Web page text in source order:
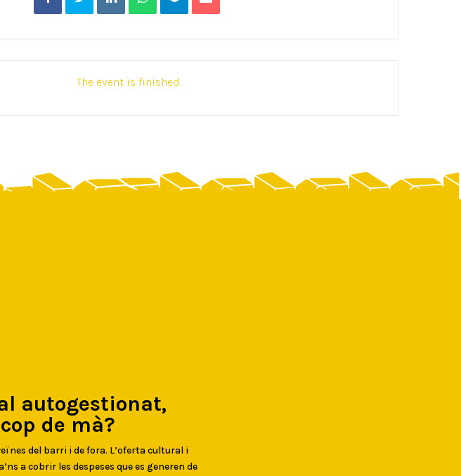
The event is finished.
autogestionat,
de mà?
del barri i de fora. L’oferta cultural i
a cobrir les despeses que es generen de